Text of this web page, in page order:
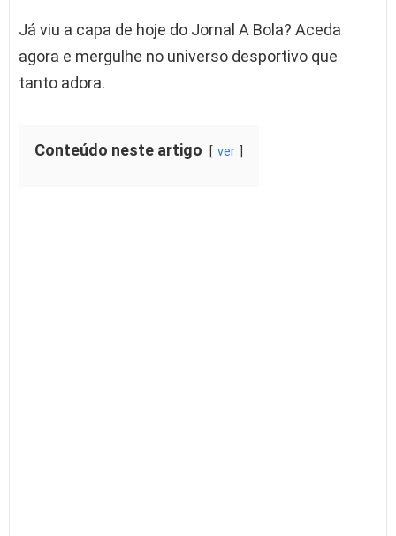
Já viu a capa de hoje do Jornal A Bola? Aceda
agora e mergulhe no universo desportivo que
tanto adora.
Conteúdo neste artigo ver